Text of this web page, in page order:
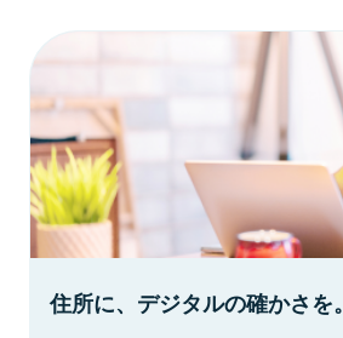
住所に、デジタルの確かさを。